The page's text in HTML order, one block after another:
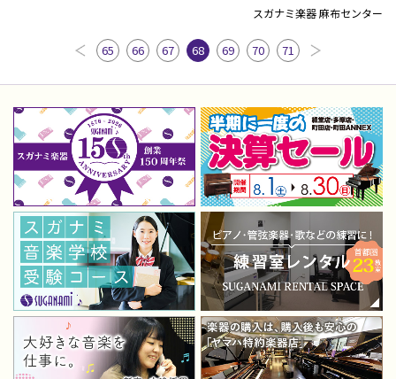
スガナミ楽器 麻布センター
65 66 67 68 69 70 71